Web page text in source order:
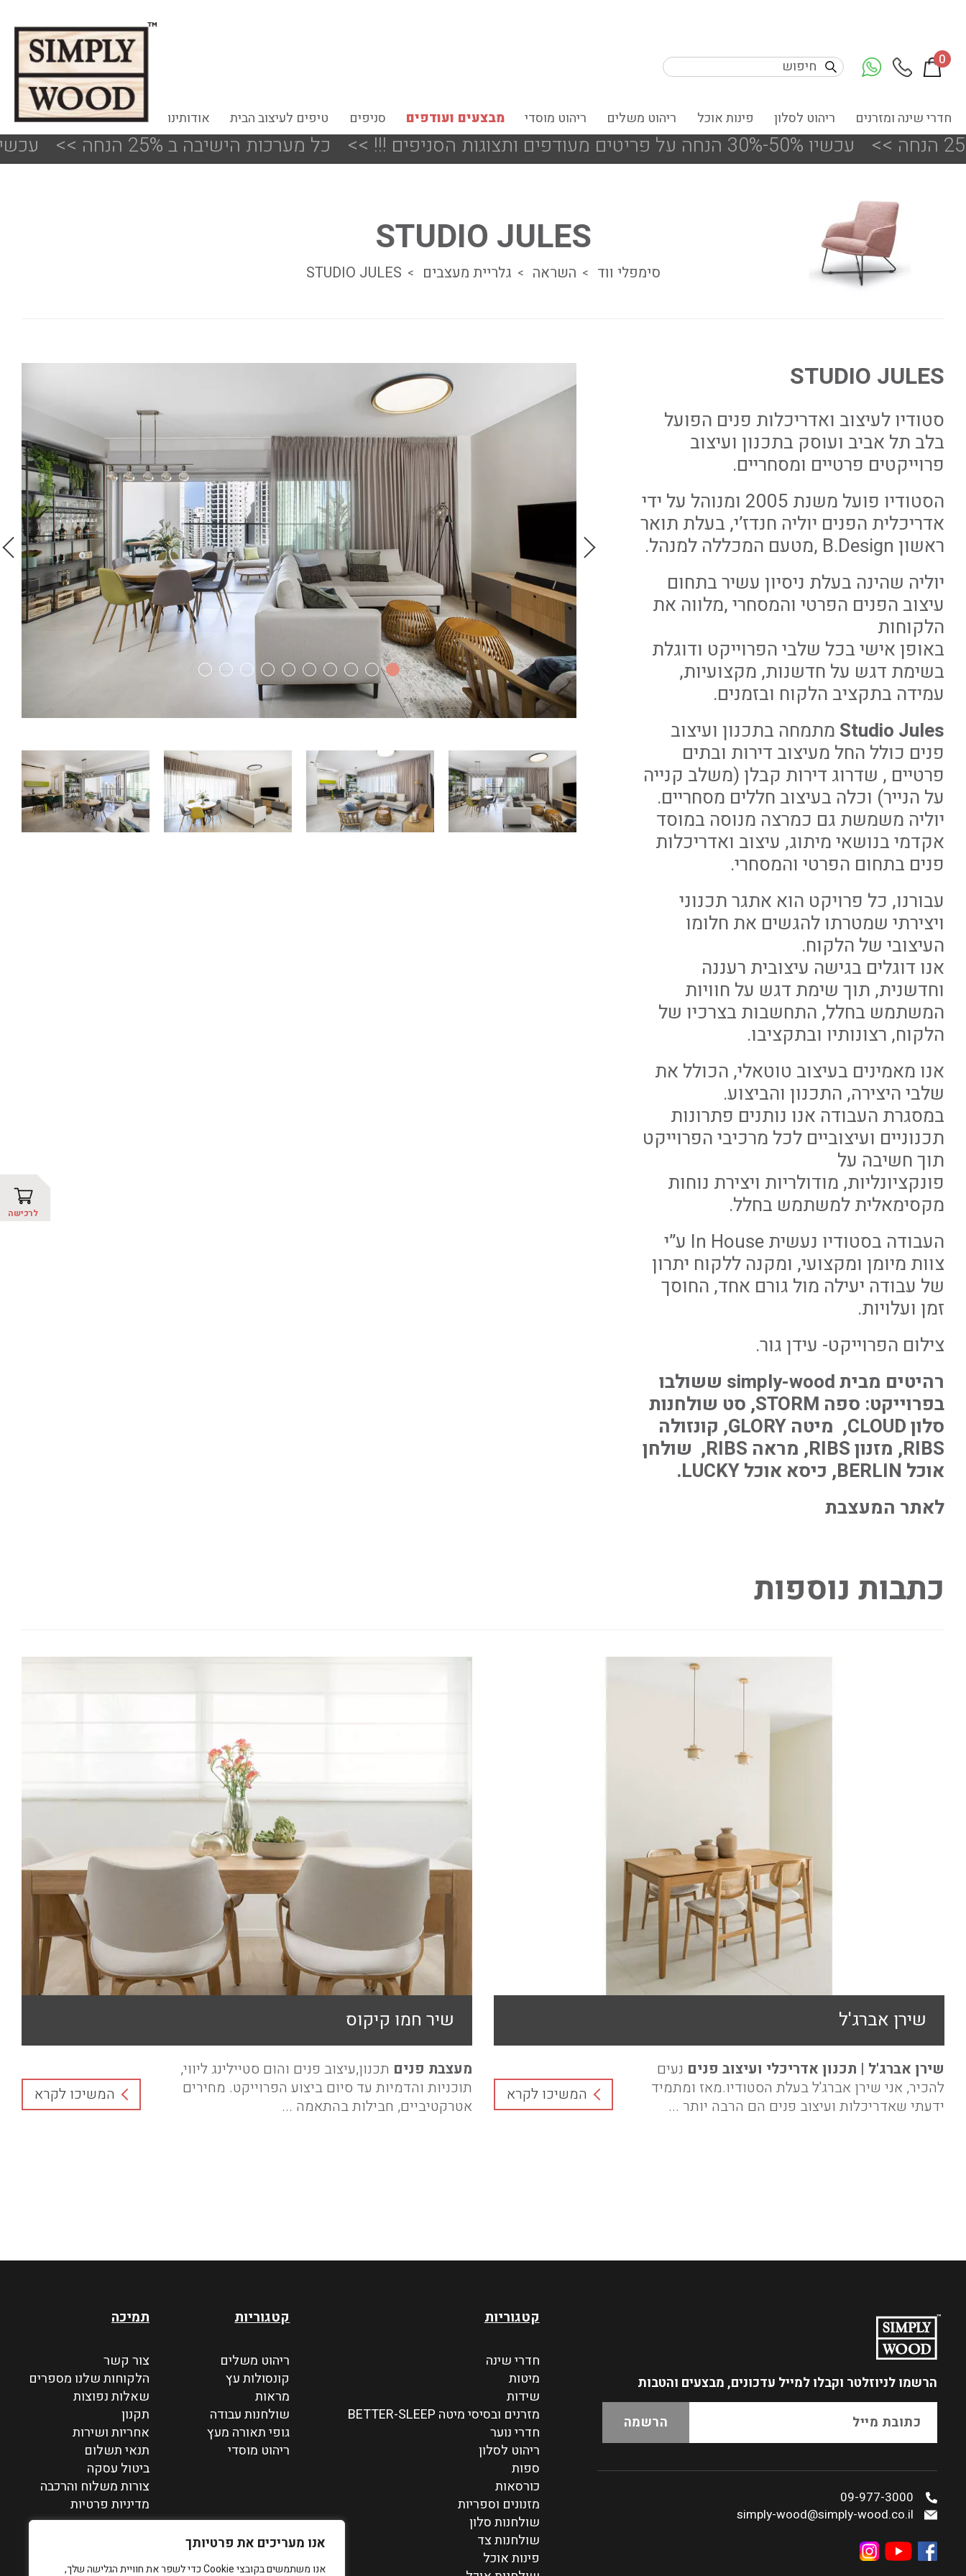
אנו מעריכים את פרטיותך
אנו משתמשים בקובצי Cookie כדי לשפר את חוויית הגלישה שלך,
0
חדרי שינה ומזרנים ריהוט לסלון פינות אוכל ריהוט משלים ריהוט מוסדי מבצעים ועודפים סניפים טיפים לעיצוב הבית אודותינו
!!! עכשיו 50%-30% הנחה על פריטים מעודפים ותצוגות הסניפים << כל מערכות הישיבה ב 25% הנחה << !!! עכשיו 50%-30% הנחה על פריטים מעודפים ותצוגות הסניפים
לרכישה
STUDIO JULES
סימפלי ווד השראה גלריית מעצבים STUDIO JULES
STUDIO JULES
סטודיו לעיצוב ואדריכלות פנים הפועל
בלב תל אביב ועוסק בתכנון ועיצוב
פרוייקטים פרטיים ומסחריים.
הסטודיו פועל משנת 2005 ומנוהל על ידי
אדריכלית הפנים יוליה חנדז’י, בעלת תואר
ראשון B.Design ,מטעם המכללה למנהל.
יוליה שהינה בעלת ניסיון עשיר בתחום
עיצוב הפנים הפרטי והמסחרי ,מלווה את
הלקוחות
באופן אישי בכל שלבי הפרוייקט ודוגלת
בשימת דגש על חדשנות, מקצועיות,
עמידה בתקציב הלקוח ובזמנים.
Studio Jules מתמחה בתכנון ועיצוב
פנים כולל החל מעיצוב דירות ובתים
פרטיים , שדרוג דירות קבלן (משלב קנייה
על הנייר) וכלה בעיצוב חללים מסחריים.
יוליה משמשת גם כמרצה מנוסה במוסד
אקדמי בנושאי מיתוג, עיצוב ואדריכלות
פנים בתחום הפרטי והמסחרי.
עבורנו, כל פרויקט הוא אתגר תכנוני
ויצירתי שמטרתו להגשים את חלומו
העיצובי של הלקוח.
אנו דוגלים בגישה עיצובית רעננה
וחדשנית, תוך שימת דגש על חוויות
המשתמש בחלל, התחשבות בצרכיו של
הלקוח, רצונותיו ובתקציבו.
אנו מאמינים בעיצוב טוטאלי, הכולל את
שלבי היצירה, התכנון והביצוע.
במסגרת העבודה אנו נותנים פתרונות
תכנוניים ועיצוביים לכל מרכיבי הפרוייקט
תוך חשיבה על
פונקציונליות, מודולריות ויצירת נוחות
מקסימאלית למשתמש בחלל.
העבודה בסטודיו נעשית In House ע”י
צוות מיומן ומקצועי, ומקנה ללקוח יתרון
של עבודה יעילה מול גורם אחד, החוסך
זמן ועלויות.
צילום הפרוייקט- עידן גור.
רהיטים מבית simply-wood ששולבו
בפרוייקט: ספה STORM, סט שולחנות
סלון CLOUD, מיטה GLORY, קונזולה
RIBS, מזנון RIBS, מראה RIBS, שולחן
אוכל BERLIN, כיסא אוכל LUCKY.
לאתר המעצבת
כתבות נוספות
שירן אברג'ל
שירן אברג'ל | תכנון אדריכלי ועיצוב פנים נעים
להכיר, אני שירן אברג'ל בעלת הסטודיו.מאז ומתמיד
ידעתי שאדריכלות ועיצוב פנים הם הרבה יותר ...
המשיכו לקרא
שיר חמו קיקוס
מעצבת פנים תכנון,עיצוב פנים והום סטיילינג ליווי,
תוכניות והדמיות עד סיום ביצוע הפרוייקט. מחירים
אטרקטיביים, חבילות בהתאמה ...
המשיכו לקרא
הרשמו לניוזלטר וקבלו למייל עדכונים, מבצעים והטבות
09-977-3000
simply-wood@simply-wood.co.il
קטגוריות
חדרי שינה
מיטות
שידות
מזרנים ובסיסי מיטה BETTER-SLEEP
חדרי נוער
ריהוט לסלון
ספות
כורסאות
מזנונים וספריות
שולחנות סלון
שולחנות צד
פינות אוכל
קטגוריות
ריהוט משלים
קונסולות עץ
מראות
שולחנות עבודה
גופי תאורה מעץ
ריהוט מוסדי
תמיכה
צור קשר
הלקוחות שלנו מספרים
שאלות נפוצות
תקנון
אחריות ושירות
תנאי תשלום
ביטול עסקה
צורות משלוח והרכבה
מדיניות פרטיות